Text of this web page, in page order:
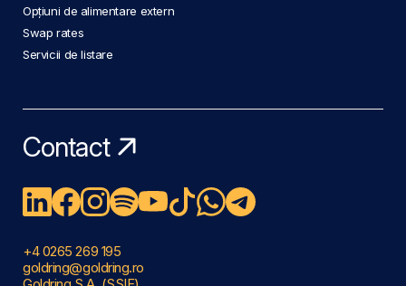
Opțiuni de alimentare extern
Swap rates
Servicii de listare
Contact
+4 0265 269 195
goldring@goldring.ro